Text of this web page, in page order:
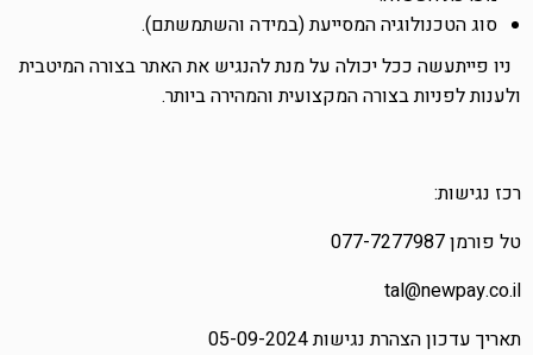
סוג הטכנולוגיה המסייעת (במידה והשתמשתם).
תעשה ככל יכולה על מנת להנגיש את האתר בצורה המיטבית
ולענות לפניות בצורה המקצועית והמהירה ביותר.
רכז נגישות:
טל פורמן077-7277987
tal@newpay.co.il
תאריך עדכון הצהרת נגישות05-09-2024